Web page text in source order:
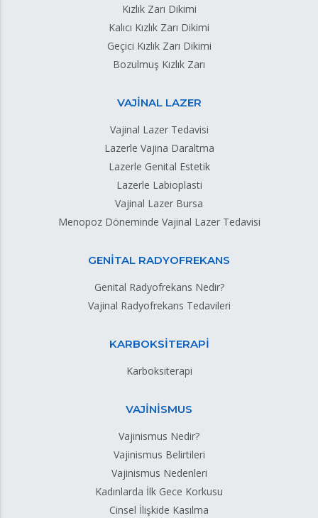
Kızlık Zarı Dikimi
Kalıcı Kızlık Zarı Dikimi
Geçici Kızlık Zarı Dikimi
Bozulmuş Kızlık Zarı
VAJİNAL LAZER
Vajinal Lazer Tedavisi
Lazerle Vajina Daraltma
Lazerle Genital Estetik
Lazerle Labioplasti
Vajinal Lazer Bursa
Menopoz Döneminde Vajinal Lazer Tedavisi
GENİTAL RADYOFREKANS
Genital Radyofrekans Nedir?
Vajinal Radyofrekans Tedavileri
KARBOKSİTERAPİ
Karboksiterapi
VAJİNİSMUS
Vajinismus Nedir?
Vajinismus Belirtileri
Vajinismus Nedenleri
Kadınlarda İlk Gece Korkusu
Cinsel İlişkide Kasılma